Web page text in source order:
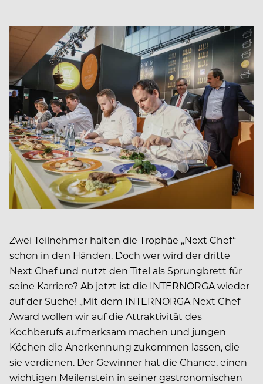
Zwei Teilnehmer halten die Trophäe „Next Chef“
schon in den Händen. Doch wer wird der dritte
Next Chef und nutzt den Titel als Sprungbrett für
seine Karriere? Ab jetzt ist die INTERNORGA wieder
auf der Suche! „Mit dem INTERNORGA Next Chef
Award wollen wir auf die Attraktivität des
Kochberufs aufmerksam machen und jungen
Köchen die Anerkennung zukommen lassen, die
sie verdienen. Der Gewinner hat die Chance, einen
wichtigen Meilenstein in seiner gastronomischen